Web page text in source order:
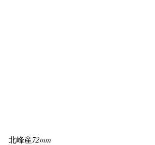
北峰産72mm